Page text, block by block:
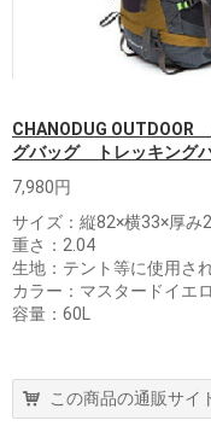
CHANODUG
グバッグ トレッキング
7,980円
サイズ：縦82×横33×厚み
重さ：2.04
生地：テント等に使用さ
カラー：マスタードイエ
容量：60L
この商品の通販サイ